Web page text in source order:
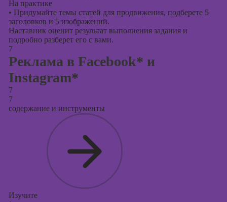
На практике
• Придумайте темы статей для продвижения, подберете 5
заголовков и 5 изображений.
Наставник оценит результат выполнения задания и
подробно разберет его с вами.
7
Реклама в Facebook* и
Instagram*
7
7
содержание и инструменты
Изучите